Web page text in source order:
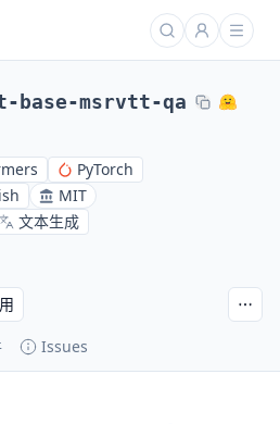
base-msrvtt-qa
PyTorch
MIT
文本生成
Issues